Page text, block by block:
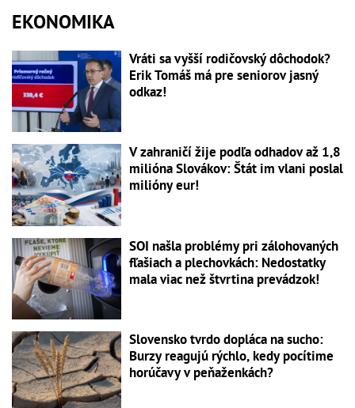
EKONOMIKA
Vráti sa vyšší rodičovský dôchodok?
Erik Tomáš má pre seniorov jasný
odkaz!
V zahraničí žije podľa odhadov až 1,8
milióna Slovákov: Štát im vlani poslal
milióny eur!
SOI našla problémy pri zálohovaných
fľašiach a plechovkách: Nedostatky
mala viac než štvrtina prevádzok!
Slovensko tvrdo dopláca na sucho:
Burzy reagujú rýchlo, kedy pocítime
horúčavy v peňaženkách?